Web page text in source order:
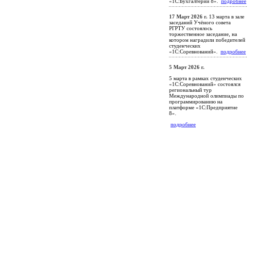
17 Март 2026 г. 13 марта в зале
заседаний Учёного совета
РГРТУ состоялось
торжественное заседание, на
котором наградили победителей
студенческих
«1С:Соревнований». подробнее
5 Март 2026 г.
5 марта в рамках студенческих
«1С:Соревнований» состоялся
региональный тур
Международной олимпиады по
программированию на
платформе «1С:Предприятие
8».
подробнее